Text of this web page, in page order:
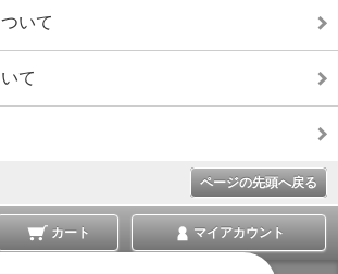
いて
て
ページの先頭へ戻る
カート マイアカウント